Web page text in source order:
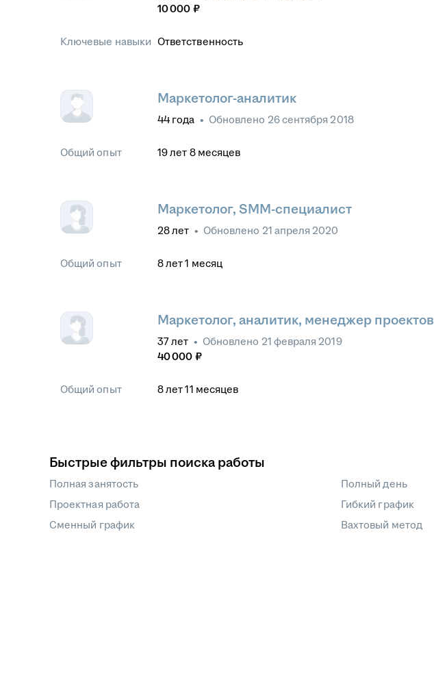
10 000 ₽
Ключевые навыки Ответственность
Маркетолог-аналитик
44 года • Обновлено 26 сентября 2018
Общий опыт 19лет 8 месяцев
Маркетолог, SMM-специалист
28лет • Обновлено 21 апреля 2020
Общий опыт 8лет 1 месяц
Маркетолог, аналитик, менеджер проектов
37лет • Обновлено 21 февраля 2019
40 000 ₽
Общий опыт 8лет 11 месяцев
Быстрые фильтры поиска работы
Полная занятость
Проектная работа
Сменный график
Полный день
Гибкий график
Вахтовый метод